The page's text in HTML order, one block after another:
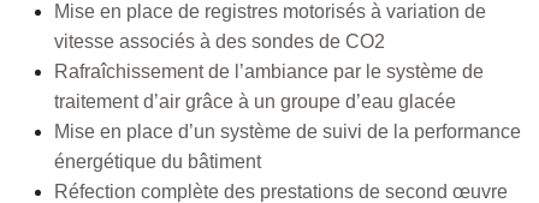
Mise en place de registres motorisés à variation de
vitesse associés à des sondes de CO2
Rafraîchissement de l’ambiance par le système de
traitement d’air grâce à un groupe d’eau glacée
Mise en place d’un système de suivi de la performance
énergétique du bâtiment
Réfection complète des prestations de second œuvre